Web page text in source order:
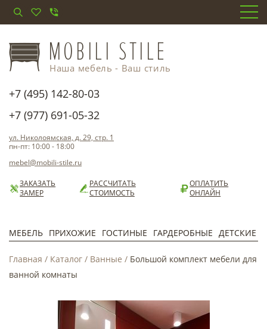
Наша мебель - Ваш стиль
+7 (495) 142-80-03
+7 (977) 691-05-32
ул. Николоямская, д. 29, стр. 1
пн-пт: 10:00 - 18:00
mebel@mobili-stile.ru
ЗАКАЗАТЬ
ЗАМЕР
РАССЧИТАТЬ
СТОИМОСТЬ
ОПЛАТИТЬ
ОНЛАЙН
МЕБЕЛЬ ПРИХОЖИЕ ГОСТИНЫЕ ГАРДЕРОБНЫЕ ДЕТСКИЕ
Главная / Каталог / Ванные / Большой комплект мебели для
ванной комнаты